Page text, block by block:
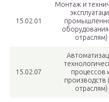
15.02.01
Монтаж и
отраслям)
15.02.07
процессов
производств
отраслям)